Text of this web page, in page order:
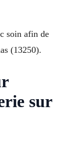
soin afin de
(13250).
sur